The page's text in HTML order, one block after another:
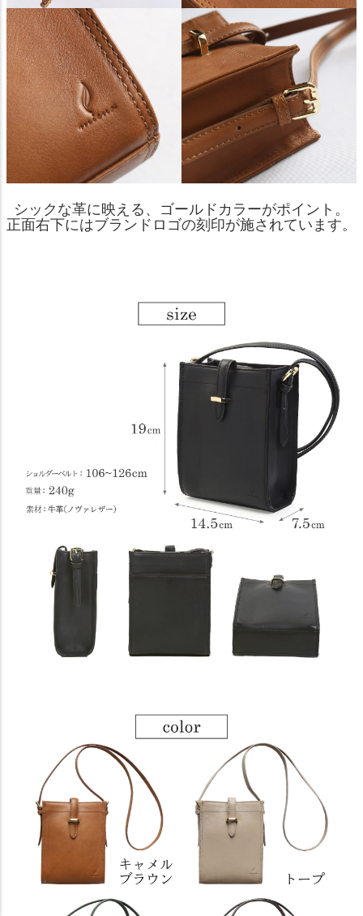
シックな革に映える、ゴールドカラーがポイント。
正面右下にはブランドロゴの刻印が施されています。